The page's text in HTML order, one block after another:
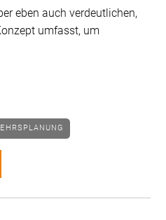
eben auch verdeutlichen,
umfasst, um